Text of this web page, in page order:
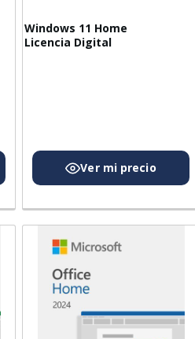
Windows 11 Home
Licencia Digital